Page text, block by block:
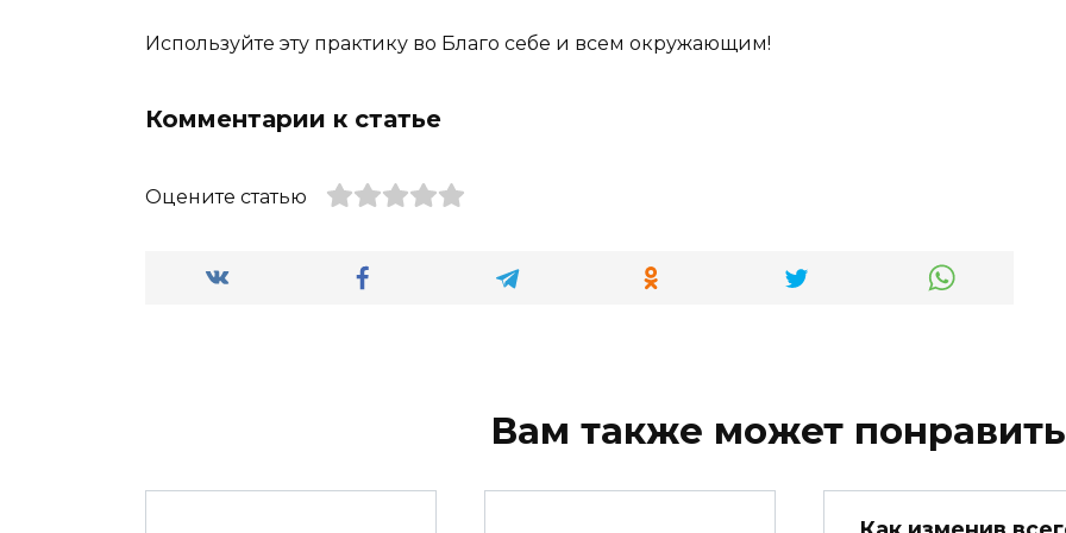
Используйте эту практику во Благо себе и всем окружающим!
Комментарии к статье
Оцените статью
Вам также может